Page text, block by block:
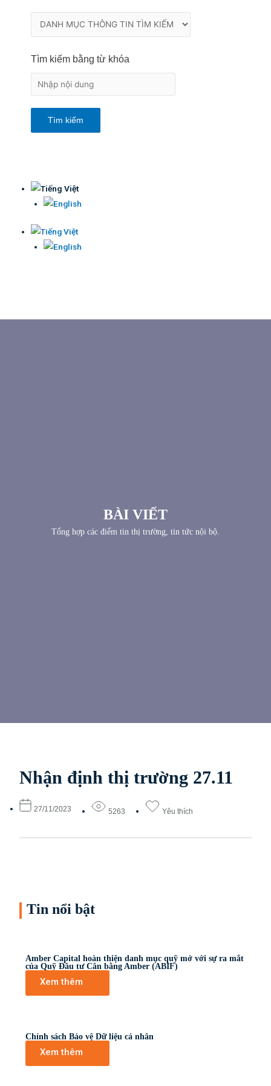
Tìm kiếm bằng từ khóa
BÀI VIẾT
Tổng hợp các điểm tin thị trường, tin tức nội bộ.
Nhận định thị trường 27.11
27/11/2023 5263 Yêu thích
Tin nổi bật
Amber Capital hoàn thiện danh mục quỹ mở với sự ra mắt
của Quỹ Đầu tư Cân bằng Amber (ABIF)
Xem thêm
Chính sách Bảo vệ Dữ liệu cá nhân
Xem thêm